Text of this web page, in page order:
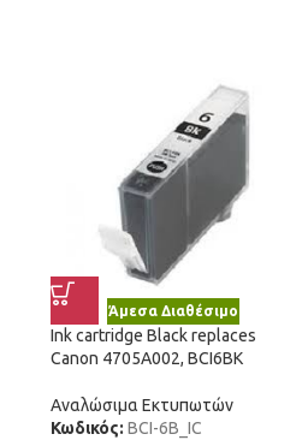
Άμεσα Διαθέσιμο
Ink cartridge Black replaces
Canon 4705A002, BCI6BK
Αναλώσιμα Εκτυπωτών
Κωδικός: BCI-6B_IC